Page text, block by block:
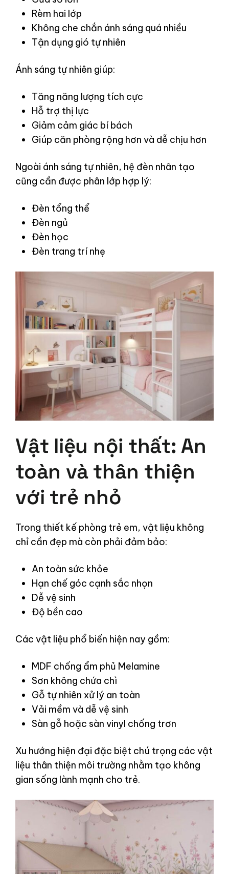
Rèm hai lớp
Không che chắn ánh sáng quá nhiều
Tận dụng gió tự nhiên
Ánh sáng tự nhiên giúp:
Tăng năng lượng tích cực
Hỗ trợ thị lực
Giảm cảm giác bí bách
Giúp căn phòng rộng hơn và dễ chịu hơn
Ngoài ánh sáng tự nhiên, hệ đèn nhân tạo
cũng cần được phân lớp hợp lý:
Đèn tổng thể
Đèn ngủ
Đèn học
Đèn trang trí nhẹ
Vật liệu nội thất: An
toàn và thân thiện
với trẻ nhỏ
Trong thiết kế phòng trẻ em, vật liệu không
chỉ cần đẹp mà còn phải đảm bảo:
An toàn sức khỏe
Hạn chế góc cạnh sắc nhọn
Dễ vệ sinh
Độ bền cao
Các vật liệu phổ biến hiện nay gồm:
MDF chống ẩm phủ Melamine
Sơn không chứa chì
Gỗ tự nhiên xử lý an toàn
Vải mềm và dễ vệ sinh
Sàn gỗ hoặc sàn vinyl chống trơn
Xu hướng hiện đại đặc biệt chú trọng các vật
liệu thân thiện môi trường nhằm tạo không
gian sống lành mạnh cho trẻ.